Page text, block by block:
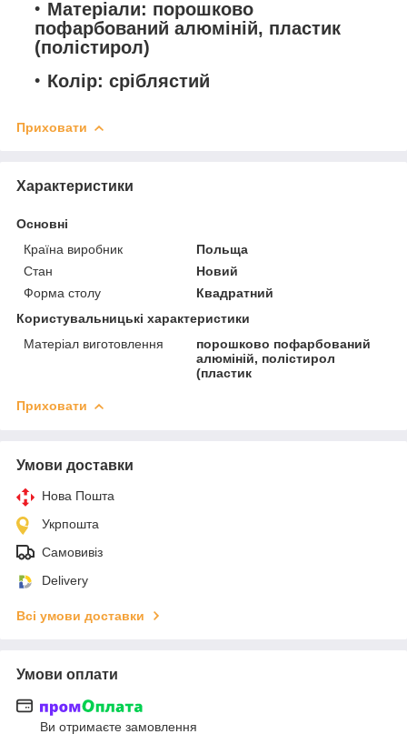
Матеріали: порошково
пофарбований алюміній, пластик
(полістирол)
Колір: сріблястий
Приховати
Характеристики
Основні
Країна виробник
Польща
Стан
Новий
Форма столу
Квадратний
Користувальницькі характеристики
Матеріал виготовлення
порошково пофарбований
алюміній, полістирол
(пластик
Приховати
Умови доставки
Нова Пошта
Укрпошта
Самовивіз
Delivery
Всі умови доставки
Умови оплати
Ви отримаєте замовлення